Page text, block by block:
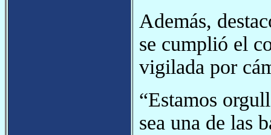
Además,
se cumplió el
vigilada por
“Estamos
sea una de las